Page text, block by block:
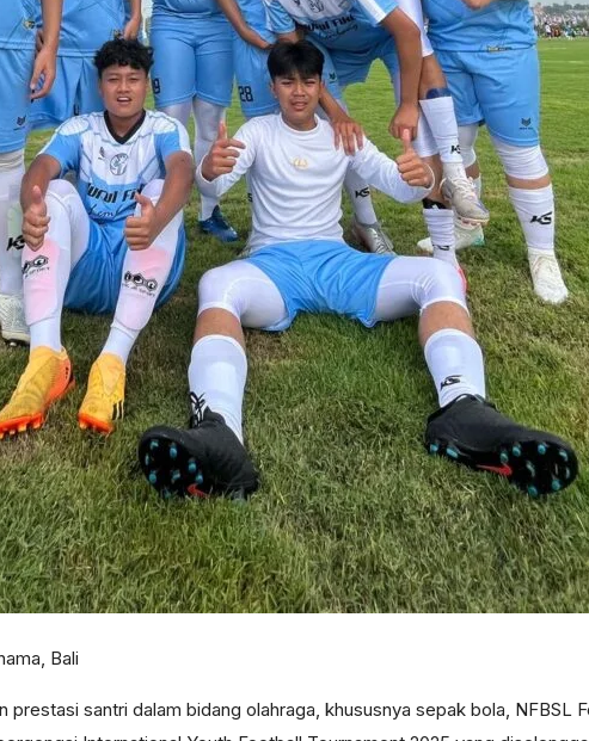
Bali
santri dalam bidang olahraga, khususnya sepak bola, NFBSL